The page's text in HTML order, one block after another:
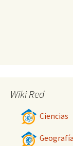
Wiki Red
Ciencias
Geografía